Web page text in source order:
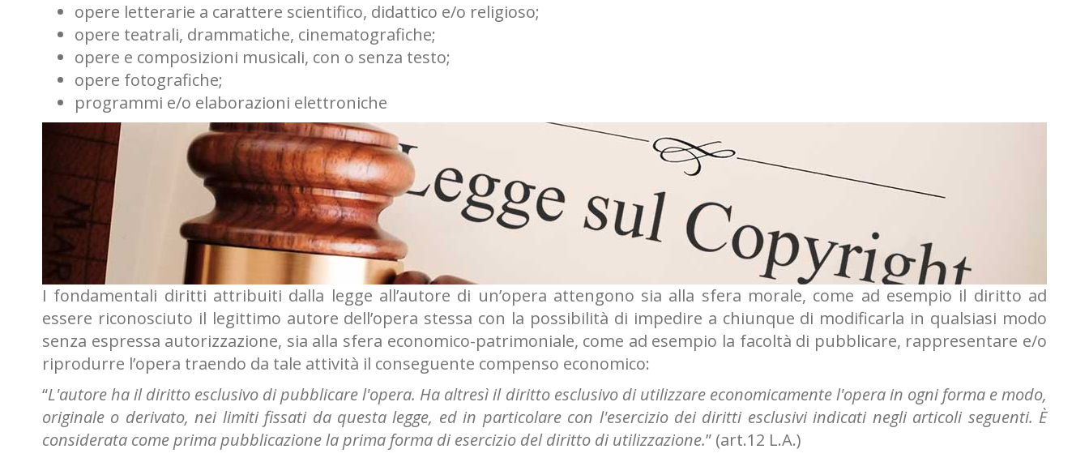
opere letterarie a carattere scientifico, didattico e/o religioso;
opere teatrali, drammatiche, cinematografiche;
opere e composizioni musicali, con o senza testo;
opere fotografiche;
programmi e/o elaborazioni elettroniche
I fondamentali diritti attribuiti dalla legge all’autore di un’opera attengono sia alla sfera morale, come ad esempio il diritto ad
essere riconosciuto il legittimo autore dell’opera stessa con la possibilità di impedire a chiunque di modificarla in qualsiasi modo
senza espressa autorizzazione, sia alla sfera economico-patrimoniale, come ad esempio la facoltà di pubblicare, rappresentare e/o
riprodurre l’opera traendo da tale attività il conseguente compenso economico:
“L'autore ha il diritto esclusivo di pubblicare l'opera. Ha altresì il diritto esclusivo di utilizzare economicamente l'opera in ogni forma e modo,
originale o derivato, nei limiti fissati da questa legge, ed in particolare con l'esercizio dei diritti esclusivi indicati negli articoli seguenti. È
considerata come prima pubblicazione la prima forma di esercizio del diritto di utilizzazione.” (art.12 L.A.)